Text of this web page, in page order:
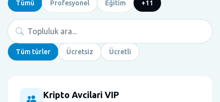
Tümü Profesyonel Eğitim +11
Tüm türler Ücretsiz Ücretli
Kripto Avcilari VIP